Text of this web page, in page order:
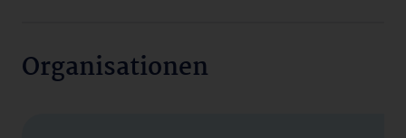
Organisationen